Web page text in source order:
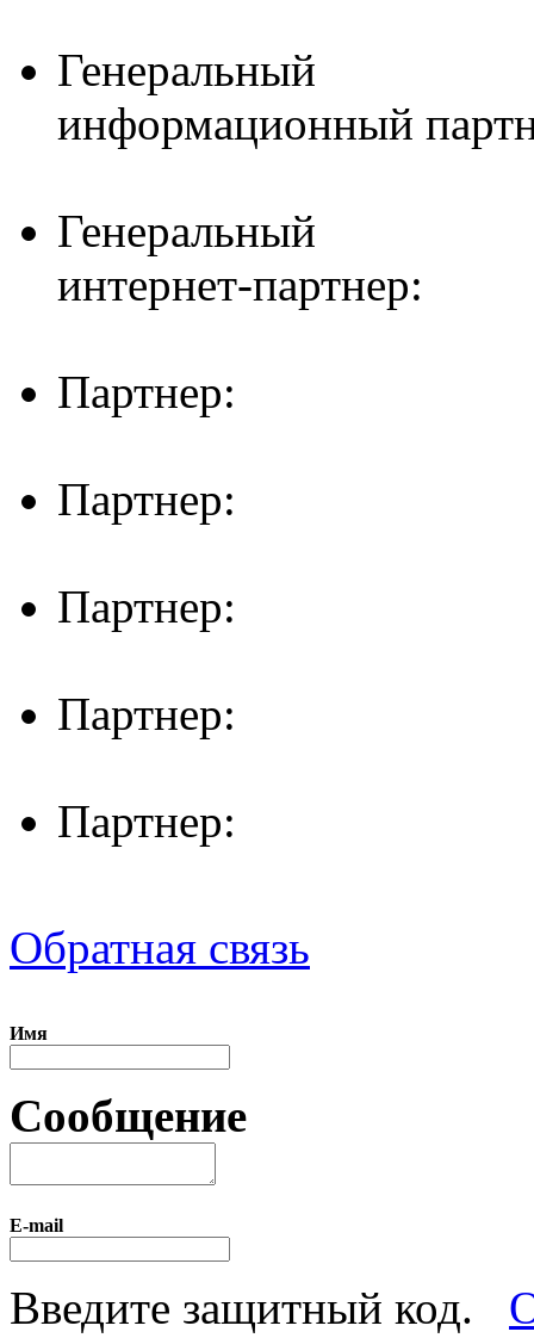
Генеральный
информационный
Генеральный
интернет-партнер:
Партнер:
Партнер:
Партнер:
Партнер:
Партнер:
Обратная связь
Имя
Сообщение
E-mail
Введите защитный код.